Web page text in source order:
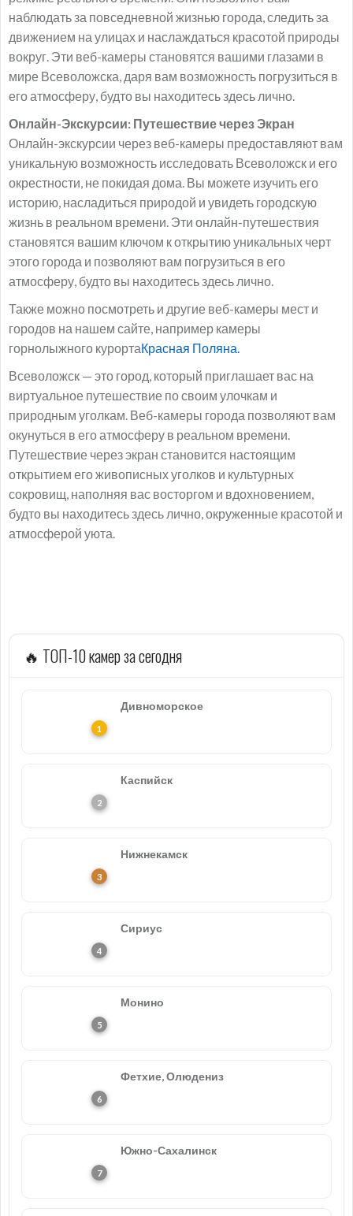
наблюдать за повседневной жизнью города, следить за
движением на улицах и наслаждаться красотой природы
вокруг. Эти веб-камеры становятся вашими глазами в
мире Всеволожска, даря вам возможность погрузиться в
его атмосферу, будто вы находитесь здесь лично.
Онлайн-Экскурсии: Путешествие через Экран
Онлайн-экскурсии через веб-камеры предоставляют вам
уникальную возможность исследовать Всеволожск и его
окрестности, не покидая дома. Вы можете изучить его
историю, насладиться природой и увидеть городскую
жизнь в реальном времени. Эти онлайн-путешествия
становятся вашим ключом к открытию уникальных черт
этого города и позволяют вам погрузиться в его
атмосферу, будто вы находитесь здесь лично.
Также можно посмотреть и другие веб-камеры мест и
городов на нашем сайте, например камеры
горнолыжного курортаКрасная Поляна.
Всеволожск — это город, который приглашает вас на
виртуальное путешествие по своим улочкам и
природным уголкам. Веб-камеры города позволяют вам
окунуться в его атмосферу в реальном времени.
Путешествие через экран становится настоящим
открытием его живописных уголков и культурных
сокровищ, наполняя вас восторгом и вдохновением,
будто вы находитесь здесь лично, окруженные красотой и
атмосферой уюта.
🔥 ТОП-10 камер за сегодня
Дивноморское
Каспийск
Нижнекамск
Сириус
Монино
Фетхие, Олюдениз
Южно-Сахалинск